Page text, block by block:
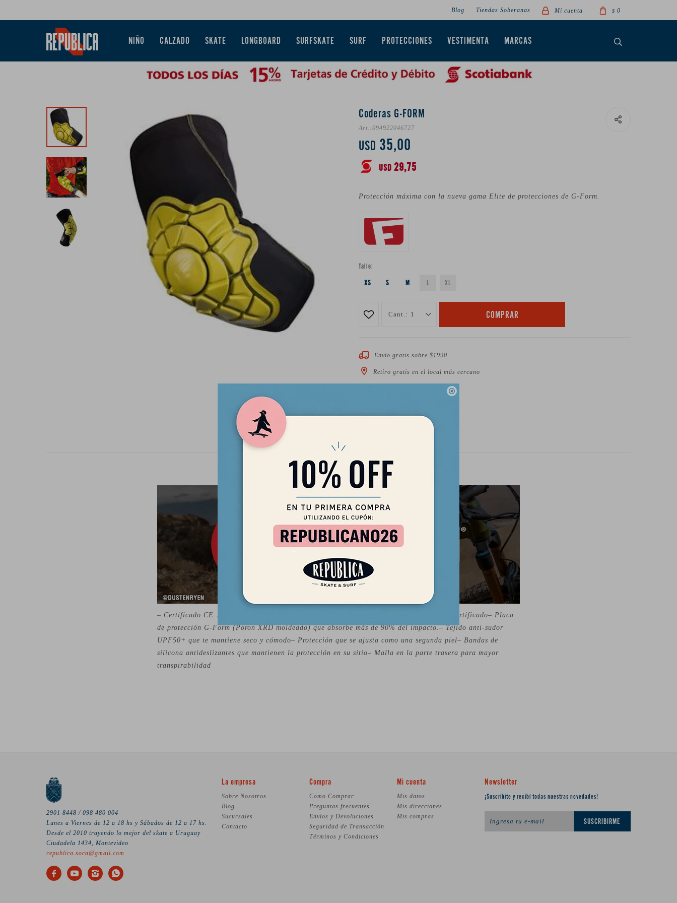

NIÑO CALZADO SKATE LONGBOARD SURFSKATE SURF PROTECCIONES VESTIMENTA MARCAS
$ 0
Blog Tiendas Soberanas
Coderas G-FORM
094922046727
USD 35,00
USD 29,75
Protección máxima con la nueva gama Elite de protecciones de G-Form.
Talle:
XS
S M L XL
1 COMPRAR
Envío gratis sobre $1990
Retiro gratis en el local más cercano
– Certificado CE 1621-1 Para motos y bicis– Más recubrimiento que los exigidos por el certificado– Placa
de protección G-Form (Poron XRD moldeado) que absorbe más de 90% del impacto.– Tejido anti-sudor
UPF50+ que te mantiene seco y cómodo– Protección que se ajusta como una segunda piel– Bandas de
silicona antideslizantes que mantienen la protección en su sitio– Malla en la parte trasera para mayor
transpirabilidad
2901 8448 / 098 480 004
Lunes a Viernes de 12 a 18 hs y Sábados de 12 a 17 hs.
Desde el 2010 trayendo lo mejor del skate a Uruguay
Ciudadela 1434, Montevideo
republica.soca@gmail.com
   
La empresa
Sobre Nosotros
Blog
Sucursales
Contacto
Compra
Como Comprar
Preguntas frecuentes
Envíos y Devoluciones
Seguridad de Transacción
Términos y Condiciones
Mi cuenta
Mis datos
Mis direcciones
Mis compras
Newsletter
¡Suscribite y recibí todas nuestras novedades!
SUSCRIBIRME